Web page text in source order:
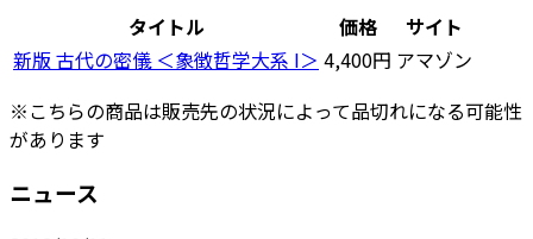
タイトル 価格
サイト
新版 古代の密儀 ＜象徴哲学大系 I＞ 4,400円 アマゾン
※こちらの商品は販売先の状況によって品切れになる可能性
があります
ニュース